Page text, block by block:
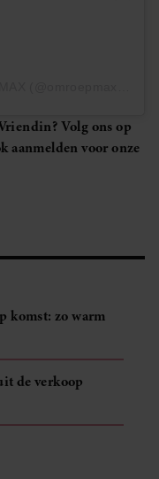
Volg ons op
aanmelden voor onze
komst: zo warm
de verkoop